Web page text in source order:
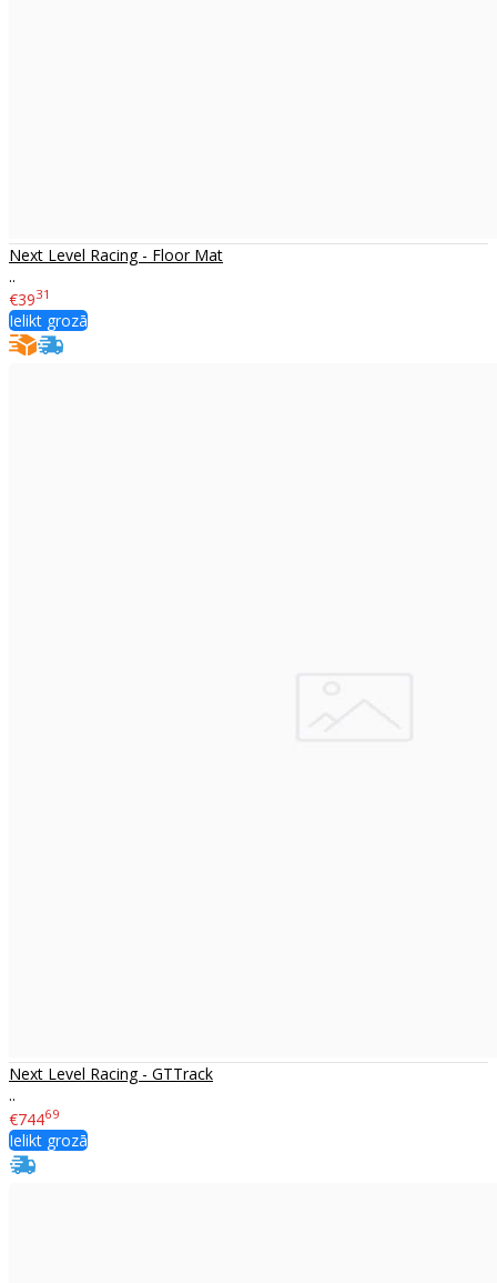
Next Level Racing - Floor Mat
..
€3931
Ielikt grozā
Next Level Racing - GTTrack
..
€74469
Ielikt grozā